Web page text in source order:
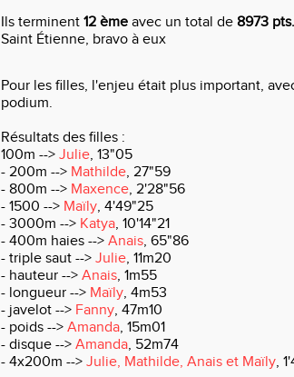
Ils terminent 12 ème avec un total de 8973 pts.
Saint Étienne, bravo à eux
Pour les filles, l'enjeu était plus important,
podium.
Résultats des filles :
100m --> Julie, 13"05
- 200m --> Mathilde, 27"59
- 800m --> Maxence, 2'28"56
- 1500 --> Maïly, 4'49"25
- 3000m --> Katya, 10'14"21
- 400m haies --> Anais, 65"86
- triple saut --> Julie, 11m20
- hauteur --> Anais, 1m55
- longueur --> Maïly, 4m53
- javelot --> Fanny, 47m10
- poids --> Amanda, 15m01
- disque --> Amanda, 52m74
- 4x200m --> Julie, Mathilde, Anais et Maïly,